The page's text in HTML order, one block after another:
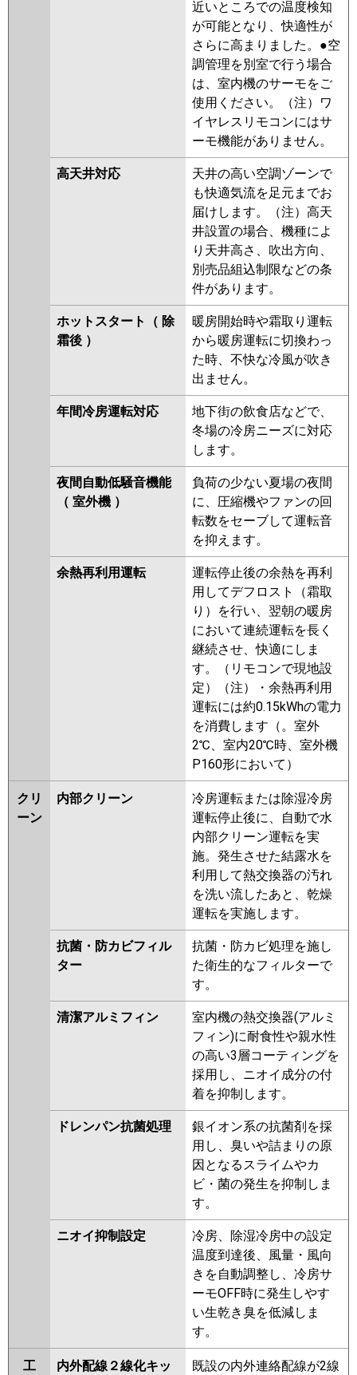
近いところでの温度検知
が可能となり、快適性が
さらに高まりました。●空
調管理を別室で行う場合
は、室内機のサーモをご
使用ください。（注）ワ
イヤレスリモコンにはサ
ーモ機能がありません。
高天井対応
天井の高い空調ゾーンで
も快適気流を足元までお
届けします。（注）高天
井設置の場合、機種によ
り天井高さ、吹出方向、
別売品組込制限などの条
件があります。
ホットスタート（ 除
霜後 ）
暖房開始時や霜取り運転
から暖房運転に切換わっ
た時、不快な冷風が吹き
出ません。
年間冷房運転対応
地下街の飲食店などで、
冬場の冷房ニーズに対応
します。
夜間自動低騒音機能
（ 室外機 ）
負荷の少ない夏場の夜間
に、圧縮機やファンの回
転数をセーブして運転音
を抑えます。
余熱再利用運転
運転停止後の余熱を再利
用してデフロスト（霜取
り）を行い、翌朝の暖房
において連続運転を長く
継続させ、快適にしま
す。（リモコンで現地設
定）（注）・余熱再利用
運転には約0.15kWhの電力
を消費します（。室外
2℃、室内20℃時、室外機
P160形において）
クリ
ーン
内部クリーン
冷房運転または除湿冷房
運転停止後に、自動で水
内部クリーン運転を実
施。発生させた結露水を
利用して熱交換器の汚れ
を洗い流したあと、乾燥
運転を実施します。
抗菌・防カビフィル
ター
抗菌・防カビ処理を施し
た衛生的なフィルターで
す。
清潔アルミフィン
室内機の熱交換器(アルミ
フィン)に耐食性や親水性
の高い3層コーティングを
採用し、ニオイ成分の付
着を抑制します。
ドレンパン抗菌処理
銀イオン系の抗菌剤を採
用し、臭いや詰まりの原
因となるスライムやカ
ビ・菌の発生を抑制しま
す。
ニオイ抑制設定
冷房、除湿冷房中の設定
温度到達後、風量・風向
きを自動調整し、冷房サ
ーモOFF時に発生しやす
い生乾き臭を低減しま
す。
工
内外配線２線化キッ
既設の内外連絡配線が2線